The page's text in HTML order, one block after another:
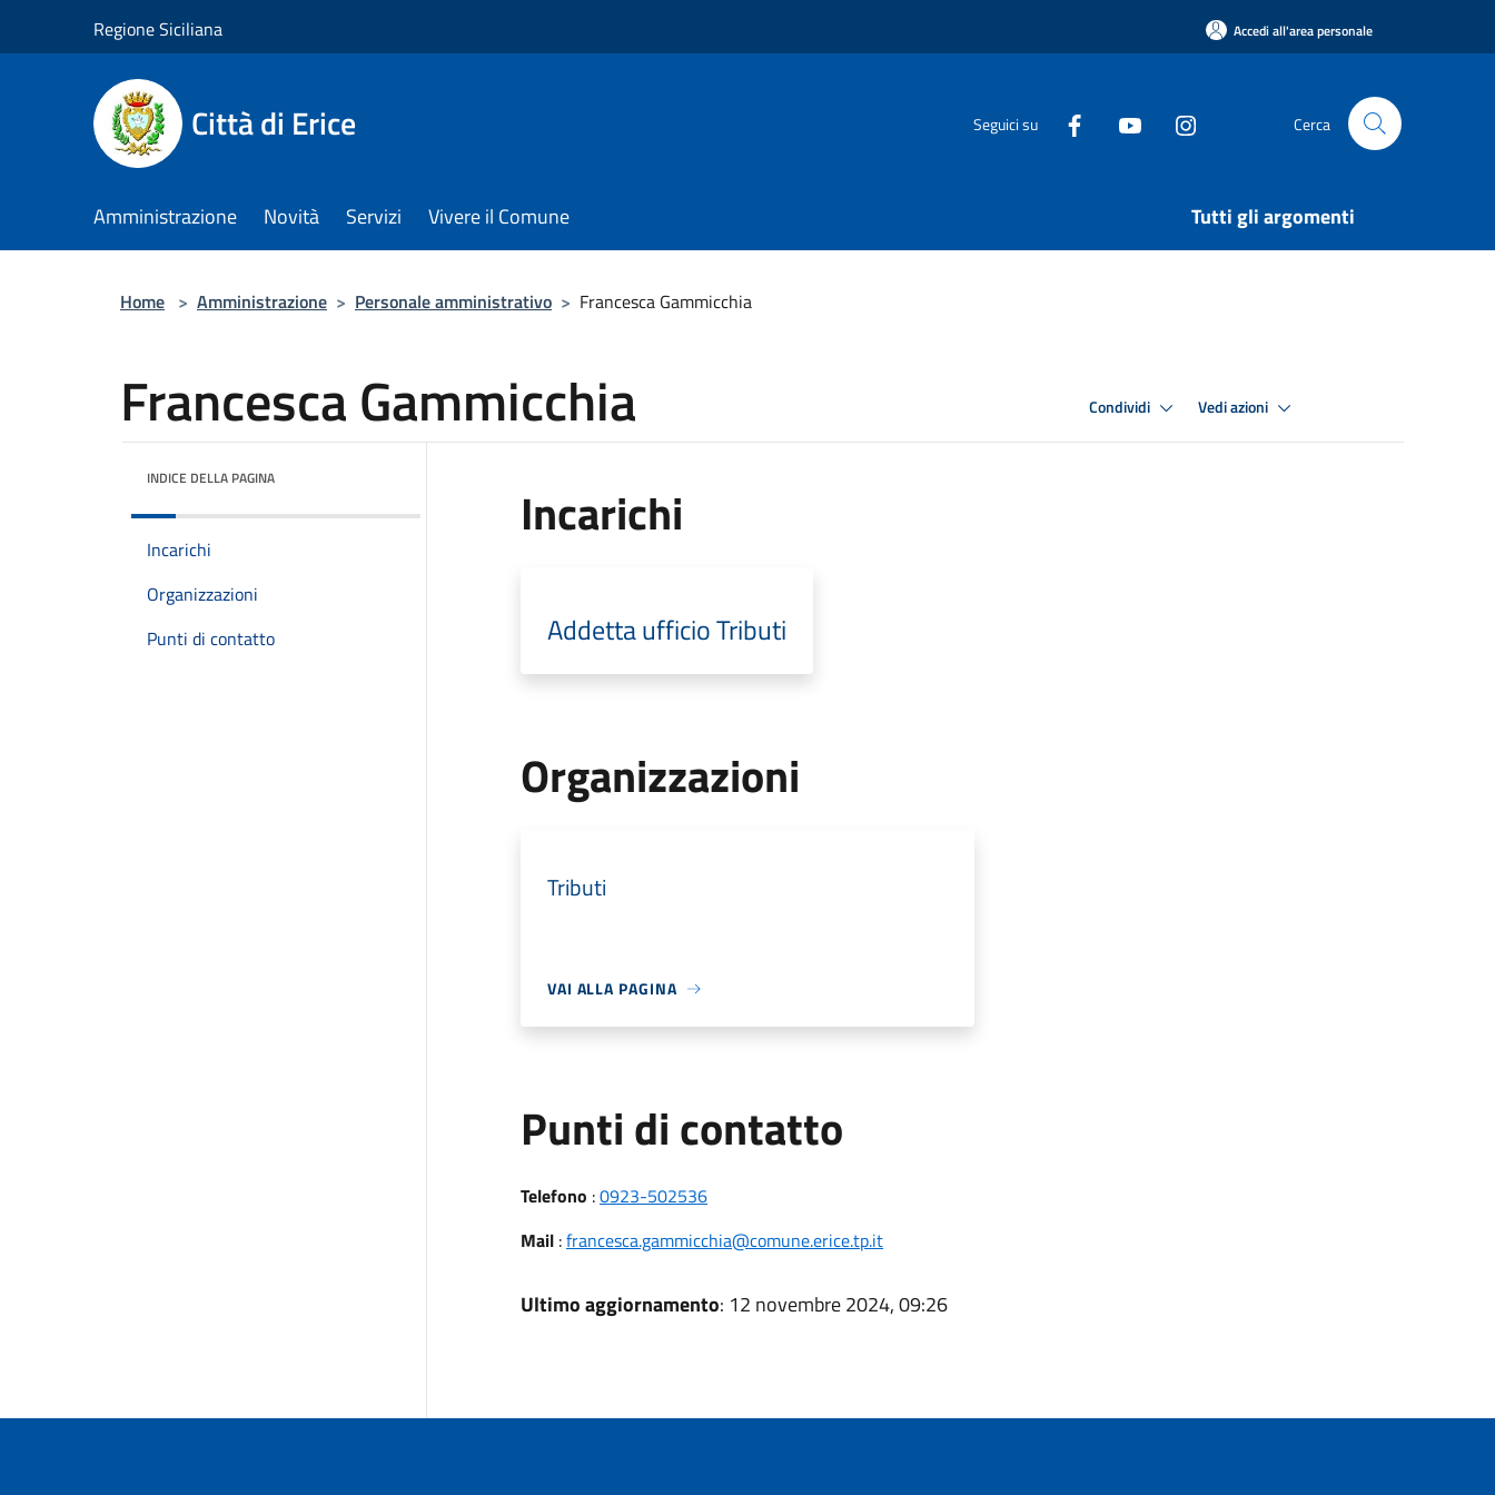
Regione Siciliana Accedi all'area personale
Città di Erice Seguici su Cerca
Amministrazione Novità Servizi Vivere il Comune Tutti gli argomenti
Home > Amministrazione > Personale amministrativo > Francesca Gammicchia
Francesca Gammicchia Condividi Vedi azioni
INDICE DELLA PAGINA
Incarichi
Organizzazioni
Punti di contatto
Incarichi
Addetta ufficio Tributi
Organizzazioni
Tributi
VAI ALLA PAGINA
Punti di contatto
Telefono :0923-502536
Mail:francesca.gammicchia@comune.erice.tp.it
Ultimo aggiornamento: 12 novembre 2024, 09:26